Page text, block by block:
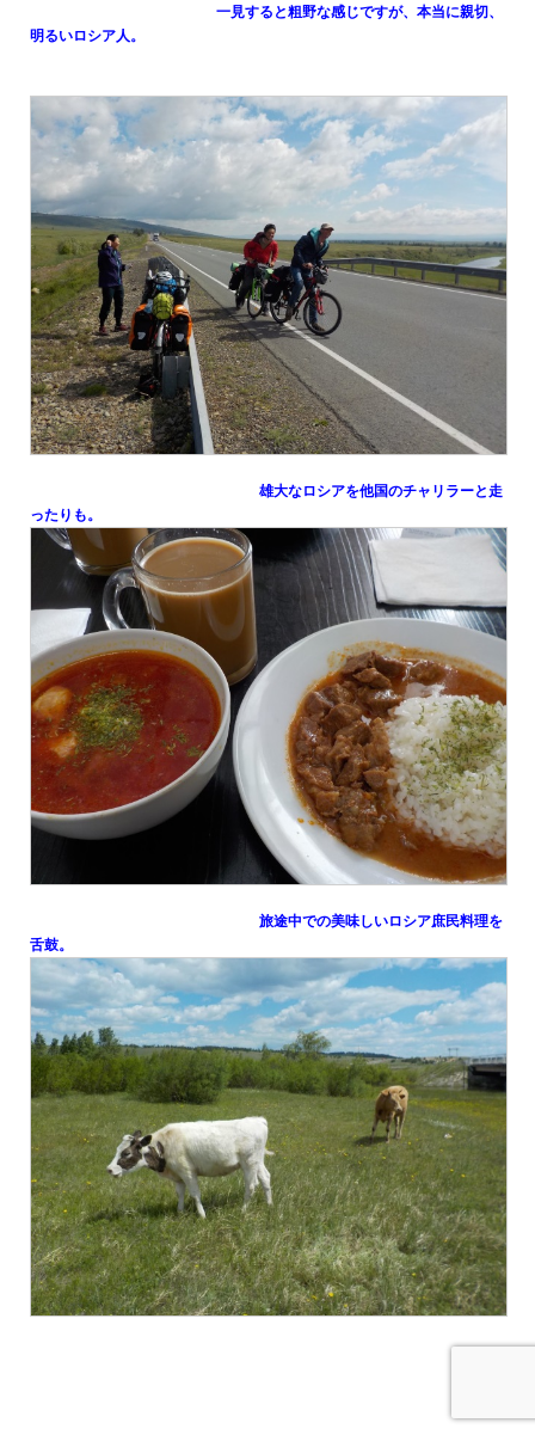
一見すると粗野な感じですが、本当に親切、
明るいロシア人。
雄大なロシアを他国のチャリラーと走
ったりも。
旅途中での美味しいロシア庶民料理を
舌鼓。